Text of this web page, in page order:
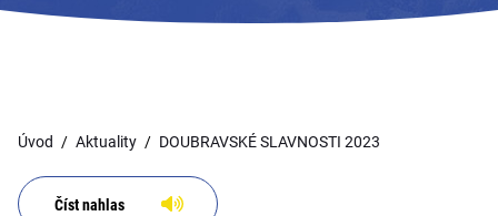
PRO TURISTY
Úvod Aktuality DOUBRAVSKÉ SLAVNOSTI 2023
Číst nahlas